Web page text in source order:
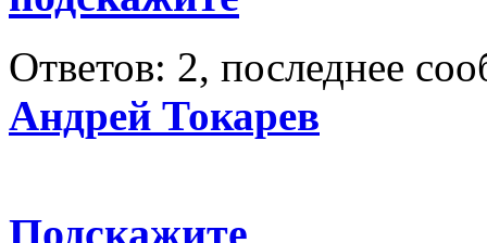
Ответов: 2, последнее
Андрей Токарев